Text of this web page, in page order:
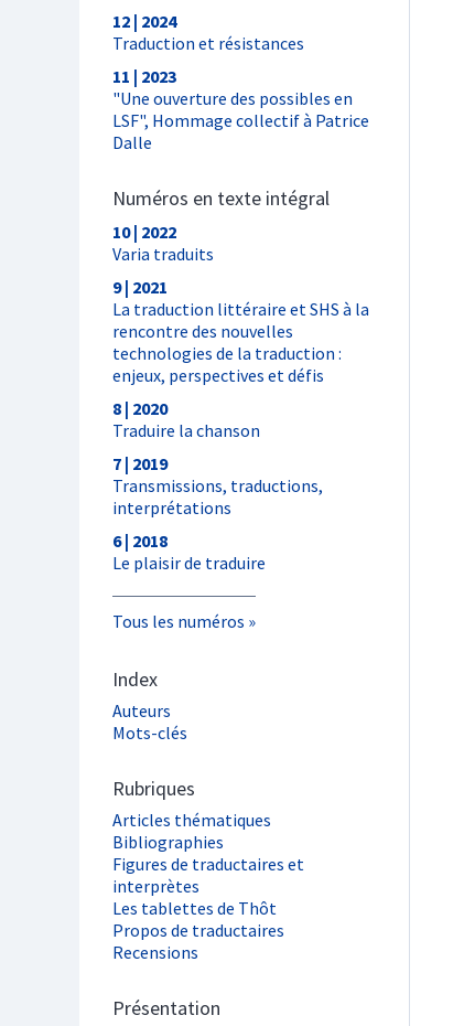
12 | 2024
Traduction et résistances
11 | 2023
"Une ouverture des possibles en
LSF", Hommage collectif à Patrice
Dalle
Numéros en texte intégral
10 | 2022
Varia traduits
9 | 2021
La traduction littéraire et SHS à la
rencontre des nouvelles
technologies de la traduction :
enjeux, perspectives et défis
8 | 2020
Traduire la chanson
7 | 2019
Transmissions, traductions,
interprétations
6 | 2018
Le plaisir de traduire
Tous les numéros
Index
Auteurs
Mots-clés
Rubriques
Articles thématiques
Bibliographies
Figures de traductaires et
interprètes
Les tablettes de Thôt
Propos de traductaires
Recensions
Présentation